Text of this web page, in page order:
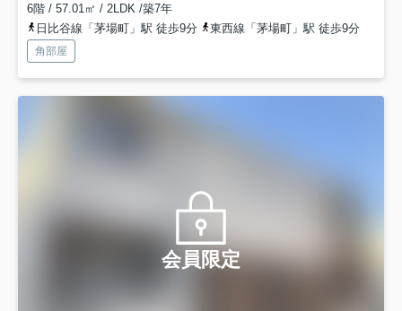
6階 / 57.01㎡ / 2LDK /築7年
日比谷線「茅場町」駅 徒歩9分
東西線「茅場町」駅 徒歩9分
角部屋
会員限定